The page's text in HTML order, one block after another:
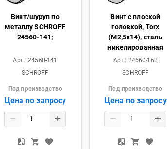
Винт/шуруп по
металлу SCHROFF
24560-141;
Арт.:24560-141
SCHROFF
Под производство
Цена по запросу
Винт с плоской
головкой, Torx
(M2,5х14), сталь
никелированная
Арт.: 24560-162
SCHROFF
Под производство
Цена по запросу